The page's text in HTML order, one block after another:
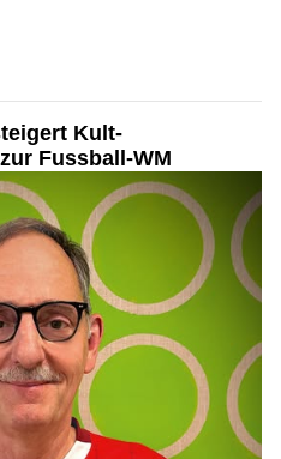
Kult-
Fussball-WM